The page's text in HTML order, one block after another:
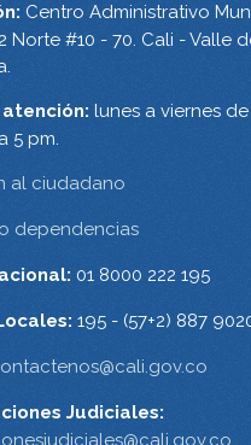
Centro Administrativo
Norte #10 - 70. Cali - Valle
lunes a viernes
5 pm.
al ciudadano
dependencias
01 8000 222 195
195 - (57+2) 887
Judiciales: